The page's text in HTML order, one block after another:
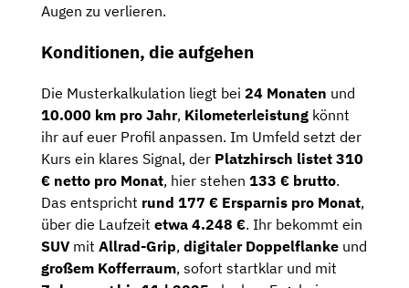
Augen zu verlieren.
Konditionen, die aufgehen
Die Musterkalkulation liegt bei 24 Monaten und
10.000 km pro Jahr, Kilometerleistung könnt
ihr auf euer Profil anpassen. Im Umfeld setzt der
Kurs ein klares Signal, der Platzhirsch listet 310
€ netto pro Monat, hier stehen 133 € brutto.
Das entspricht rund 177 € Ersparnis pro Monat,
über die Laufzeit etwa 4.248 €. Ihr bekommt ein
SUV mit Allrad-Grip, digitaler Doppelflanke und
großem Kofferraum, sofort startklar und mit